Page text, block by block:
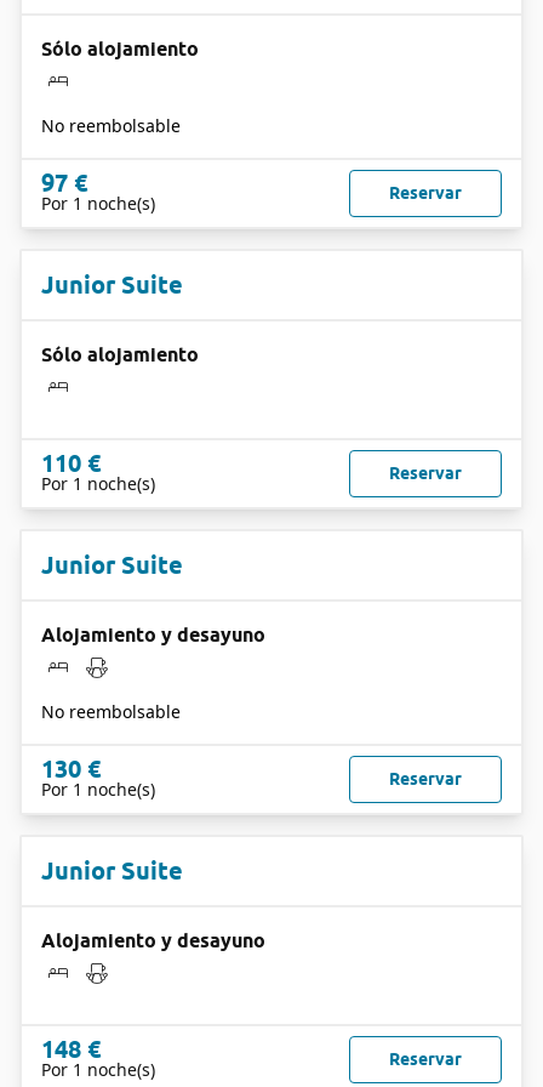
Sólo alojamiento
No reembolsable
97 €
Por 1 noche(s) Reservar
Junior Suite
Sólo alojamiento
110 €
Por 1 noche(s) Reservar
Junior Suite
Alojamiento y desayuno
No reembolsable
130 €
Por 1 noche(s) Reservar
Junior Suite
Alojamiento y desayuno
148 €
Por 1 noche(s) Reservar